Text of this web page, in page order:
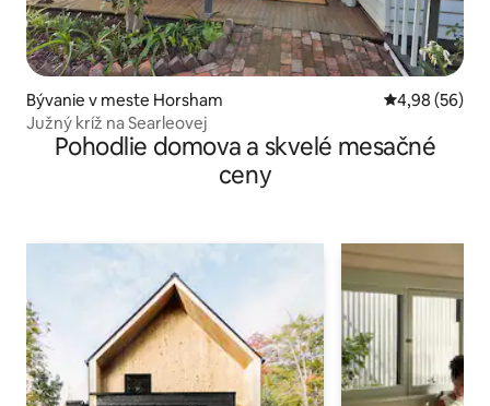
Bývanie v meste Horsham Priemerné
4,98 (56)
Južný kríž na Searleovej
Pohodlie domova a skvelé mesačné
ceny